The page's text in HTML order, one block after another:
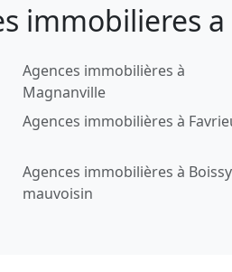
immobilieres
Agences immobilières à
Magnanville
Agences immobilières à
Agences immobilières à Boissy
mauvoisin